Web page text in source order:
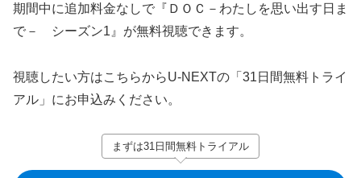
期間中に追加料金なしで『ＤＯＣ－わたしを思い出す日ま
で－ シーズン1』が無料視聴できます。
視聴したい方はこちらからU-NEXTの「31日間無料トライ
アル」にお申込みください。
まずは31日間無料トライアル